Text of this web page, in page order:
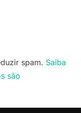
spam. Saiba
são